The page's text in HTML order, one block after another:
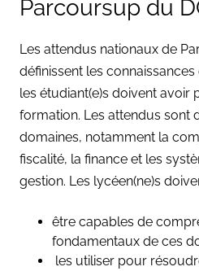
Parcoursup du
Les attendus nationaux de
définissent les
les étudiant(e)s doivent avoir
formation. Les attendus sont
domaines, notamment la
fiscalité, la finance et les
gestion. Les lycéen(ne)s
être capables de
fondamentaux de ces
les utiliser pour